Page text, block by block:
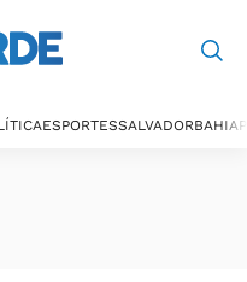
ESPORTESSALVADORBAHIA